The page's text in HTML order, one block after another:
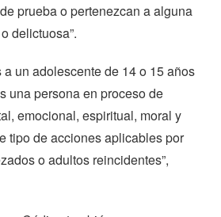
prueba o pertenezcan a alguna
delictuosa”.
a un adolescente de 14 o 15 años
una persona en proceso de
emocional, espiritual, moral y
tipo de acciones aplicables por
o adultos reincidentes”,